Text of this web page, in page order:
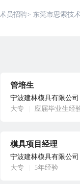
员招聘> 东莞市思索技
管培生
宁波建林模具有限公司
大专
应届毕业生经
模具项目经理
宁波建林模具有限公司
大专
5年经验